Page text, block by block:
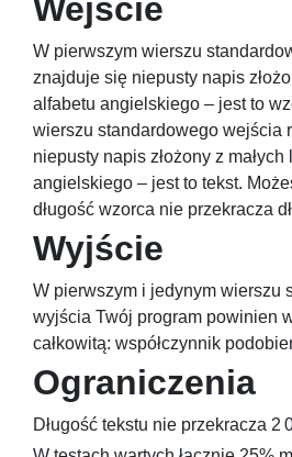
Wejście
W pierwszym wierszu
znajduje się niepusty napis
alfabetu angielskiego – jest to
wierszu standardowego wejścia
niepusty napis złożony z małych
angielskiego – jest to tekst.
długość wzorca nie przekracza
Wyjście
W pierwszym i jedynym wierszu
wyjścia Twój program powinien
całkowitą: współczynnik
Ograniczenia
Długość tekstu nie przekracza 2